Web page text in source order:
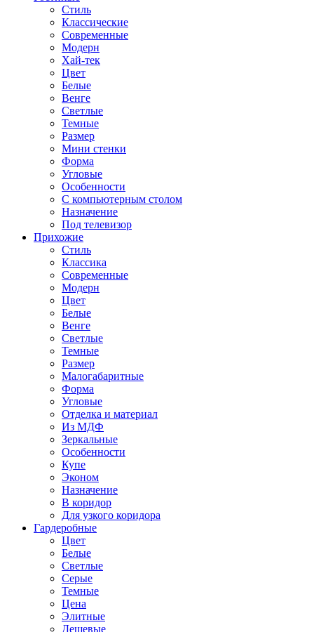
Стиль
Классические
Современные
Модерн
Хай-тек
Цвет
Белые
Венге
Светлые
Темные
Размер
Мини стенки
Форма
Угловые
Особенности
С компьютерным столом
Назначение
Под телевизор
Прихожие
Стиль
Классика
Современные
Модерн
Цвет
Белые
Венге
Светлые
Темные
Размер
Малогабаритные
Форма
Угловые
Отделка и материал
Из МДФ
Зеркальные
Особенности
Купе
Эконом
Назначение
В коридор
Для узкого коридора
Гардеробные
Цвет
Белые
Светлые
Серые
Темные
Цена
Элитные
Дешевые